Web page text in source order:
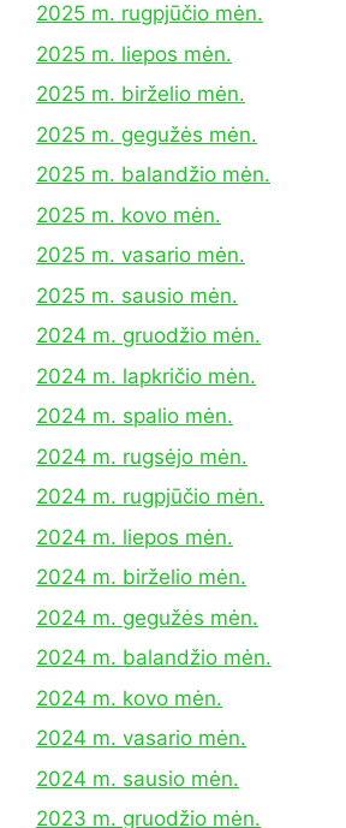
2025 m. rugpjūčio mėn.
2025 m. liepos mėn.
2025 m. birželio mėn.
2025 m. gegužės mėn.
2025 m. balandžio mėn.
2025 m. kovo mėn.
2025 m. vasario mėn.
2025 m. sausio mėn.
2024 m. gruodžio mėn.
2024 m. lapkričio mėn.
2024 m. spalio mėn.
2024 m. rugsėjo mėn.
2024 m. rugpjūčio mėn.
2024 m. liepos mėn.
2024 m. birželio mėn.
2024 m. gegužės mėn.
2024 m. balandžio mėn.
2024 m. kovo mėn.
2024 m. vasario mėn.
2024 m. sausio mėn.
2023 m. gruodžio mėn.